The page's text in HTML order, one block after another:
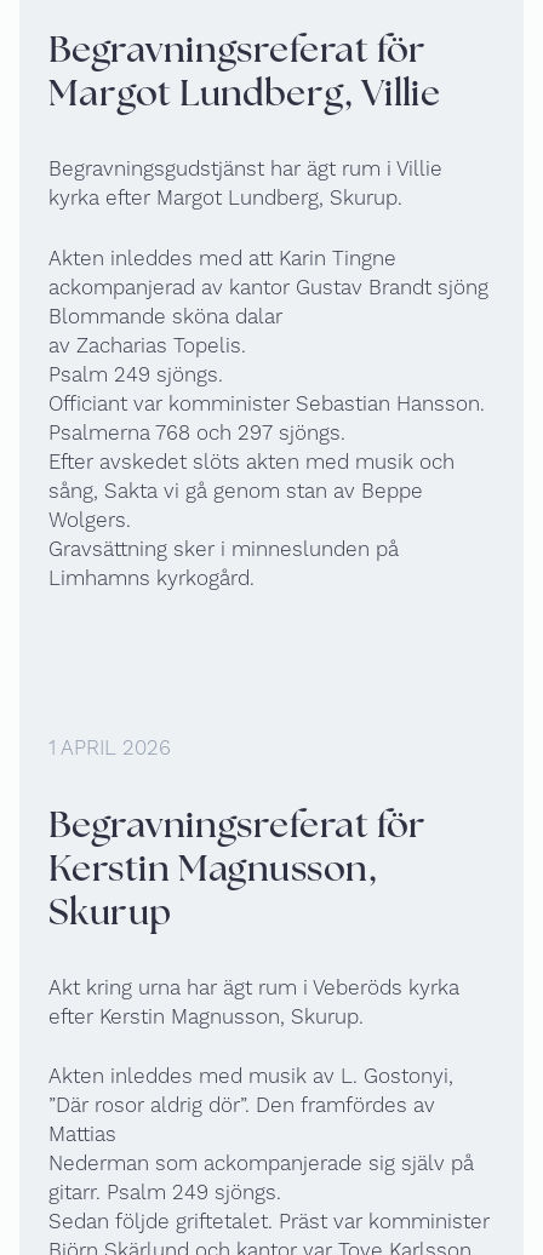
Begravningsreferat för
Margot Lundberg, Villie
Begravningsgudstjänst har ägt rum i Villie
kyrka efter Margot Lundberg, Skurup.
Akten inleddes med att Karin Tingne
ackompanjerad av kantor Gustav Brandt sjöng
Blommande sköna dalar
av Zacharias Topelis.
Psalm 249 sjöngs.
Officiant var komminister Sebastian Hansson.
Psalmerna 768 och 297 sjöngs.
Efter avskedet slöts akten med musik och
sång, Sakta vi gå genom stan av Beppe
Wolgers.
Gravsättning sker i minneslunden på
Limhamns kyrkogård.
1 APRIL 2026
Begravningsreferat för
Kerstin Magnusson,
Skurup
Akt kring urna har ägt rum i Veberöds kyrka
efter Kerstin Magnusson, Skurup.
Akten inleddes med musik av L. Gostonyi,
”Där rosor aldrig dör”. Den framfördes av
Mattias
Nederman som ackompanjerade sig själv på
gitarr. Psalm 249 sjöngs.
Sedan följde griftetalet. Präst var komminister